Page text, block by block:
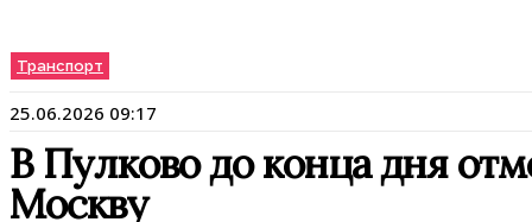
Транспорт
25.06.2026 09:17
В Пулково до конца дня
Москву